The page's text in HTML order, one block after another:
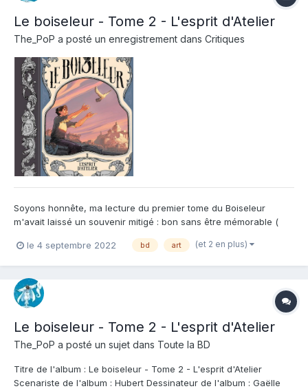
Le boiseleur - Tome 2 - L'esprit d'Atelier
The_PoP a posté un enregistrement dans Critiques
Soyons honnête, ma lecture du premier tome du Boiseleur
m'avait laissé un souvenir mitigé : bon sans être mémorable (
pourquoi il faut toujours se laisser tenter par une histoire, fusse-
le 4 septembre 2022 bd art (et 2 en plus)
Le boiseleur - Tome 2 - L'esprit d'Atelier
The_PoP a posté un sujet dans Toute la BD
Titre de l'album : Le boiseleur - Tome 2 - L'esprit d'Atelier
Scenariste de l'album : Hubert Dessinateur de l'album : Gaëlle